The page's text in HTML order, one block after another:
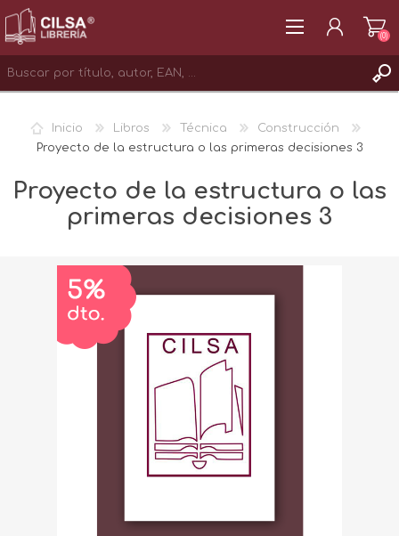
INICIAR SESIÓN
(0)
Inicio Libros Técnica
Construcción
Proyecto de la estructura o las primeras decisiones 3
Proyecto de la estructura o las
primeras decisiones 3